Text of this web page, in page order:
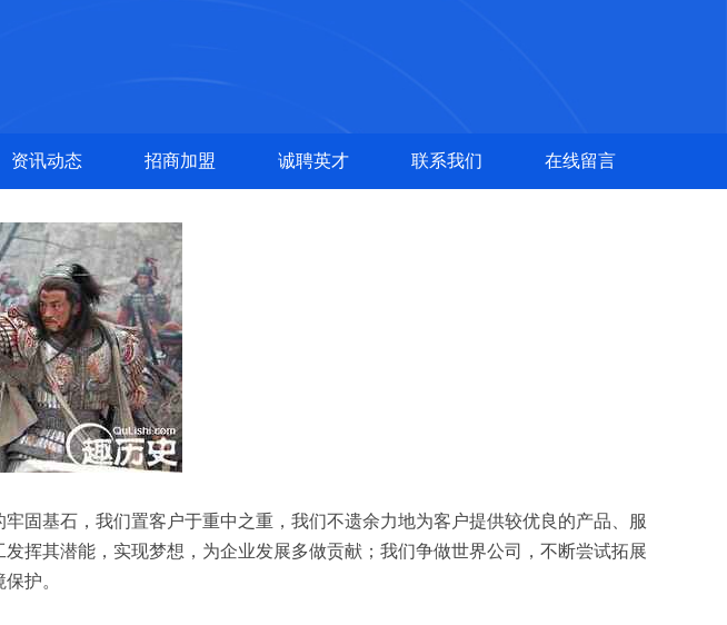
资讯动态 招商加盟 诚聘英才 联系我们 在线留言
固基石，我们置客户于重中之重，我们不遗余力地为客户提供较优良的产品、服
挥其潜能，实现梦想，为企业发展多做贡献；我们争做世界公司，不断尝试拓展
护。